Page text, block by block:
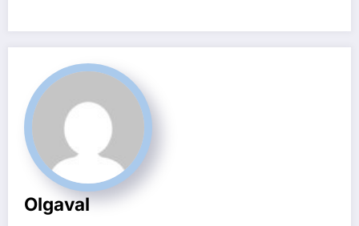
Olgaval